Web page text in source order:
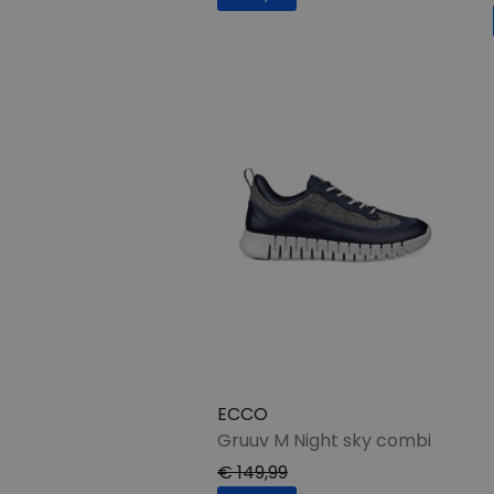
ECCO
Gruuv M Night sky combi
€ 149,99